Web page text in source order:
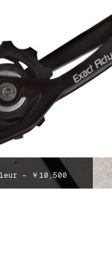
– ￥10,500